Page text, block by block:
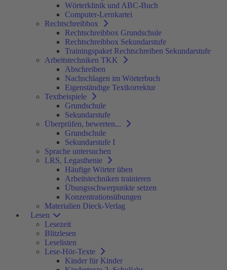
Wörterklinik und ABC-Buch
Computer-Lernkartei
Rechtschreibbox
Rechtschreibbox Grundschule
Rechtschreibbox Sekundarstufe
Trainingspaket Rechtschreiben Sekundarstufe
Arbeitstechniken TKK
Abschreiben
Nachschlagen im Wörterbuch
Eigenständige Textkorrektur
Textbeispiele
Grundschule
Sekundarstufe
Überprüfen, bewerten...
Grundschule
Sekundarstufe I
Sprache untersuchen
LRS, Legasthenie
Häufige Wörter üben
Arbeitstechniken trainieren
Übungsschwerpunkte setzen
Konzentrationsübungen
Materialien Dieck-Verlag
Lesen
Lesezeit
Blitzlesen
Leselisten
Lese-Hör-Texte
Kinder für Kinder